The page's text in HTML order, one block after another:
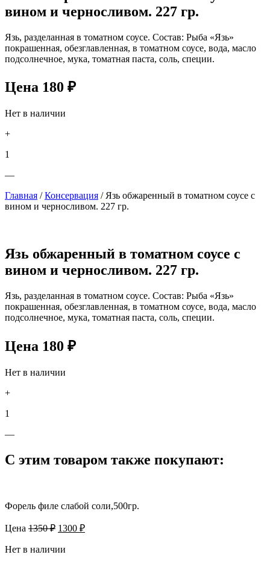
вином и черносливом. 227 гр.
Язь, разделанная в томатном соусе. Состав: Рыба «Язь»
покрашенная, обезглавленная, в томатном соусе, вода, масло
подсолнечное, мука, томатная паста, соль, специи.
Цена 180 ₽
Нет в наличии
+
1
—
Главная /Консервация / Язь обжаренный в томатном соусе с
вином и черносливом. 227 гр.
Язь обжаренный в томатном соусе с
вином и черносливом. 227 гр.
Язь, разделанная в томатном соусе. Состав: Рыба «Язь»
покрашенная, обезглавленная, в томатном соусе, вода, масло
подсолнечное, мука, томатная паста, соль, специи.
Цена 180 ₽
Нет в наличии
+
1
—
С этим товаром также покупают:
Форель филе слабой соли,500гр.
Цена 1350₽ Первоначальная
составляла
1300 ₽Текущая
Нет в наличии